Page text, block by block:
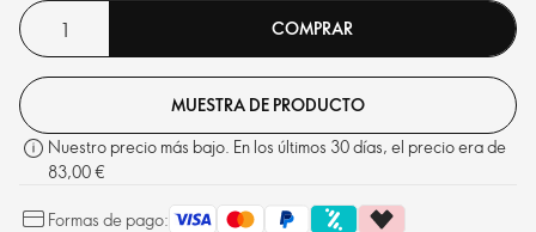
COMPRAR
MUESTRA DE PRODUCTO
Nuestro precio más bajo. En los últimos 30 días, el precio era de
83,00 €
Formas de pago: